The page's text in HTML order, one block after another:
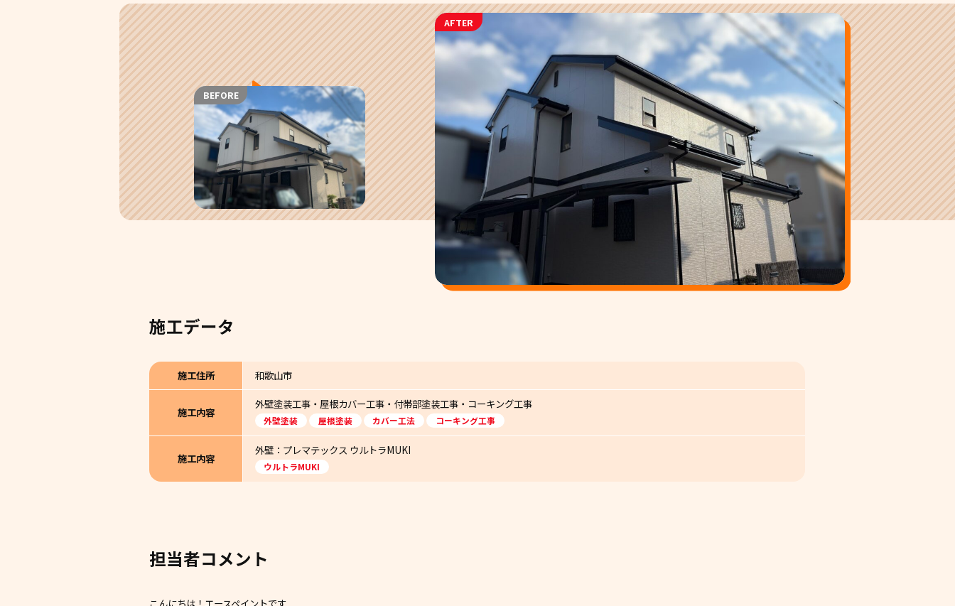
BEFORE
AFTER
施工データ
施工住所 和歌山市
施工内容
外壁塗装工事・屋根カバー工事・付帯部塗装工事・コーキング工事
外壁塗装 屋根塗装 カバー工法 コーキング工事
施工内容
外壁：プレマテックス ウルトラMUKI
ウルトラMUKI
担当者コメント
こんにちは！エースペイントです